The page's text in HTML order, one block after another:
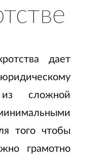
дает
сложной
того чтобы
грамотно